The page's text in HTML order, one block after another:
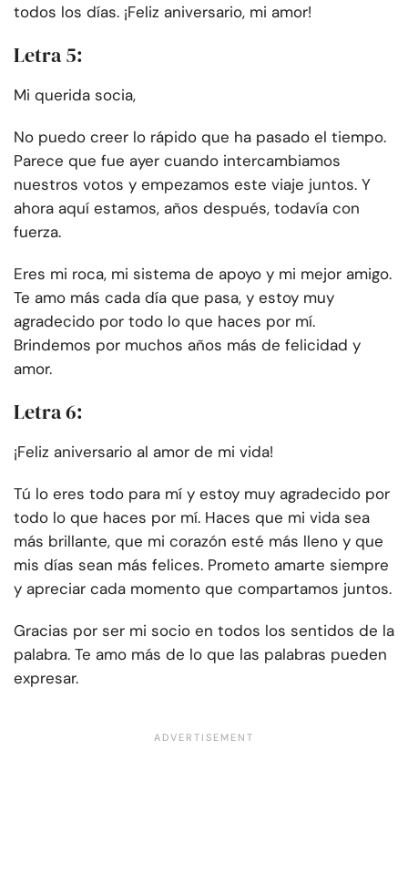
todos los días. ¡Feliz aniversario, mi amor!
Letra 5:
Mi querida socia,
No puedo creer lo rápido que ha pasado el tiempo.
Parece que fue ayer cuando intercambiamos
nuestros votos y empezamos este viaje juntos. Y
ahora aquí estamos, años después, todavía con
fuerza.
Eres mi roca, mi sistema de apoyo y mi mejor amigo.
Te amo más cada día que pasa, y estoy muy
agradecido por todo lo que haces por mí.
Brindemos por muchos años más de felicidad y
amor.
Letra 6:
¡Feliz aniversario al amor de mi vida!
Tú lo eres todo para mí y estoy muy agradecido por
todo lo que haces por mí. Haces que mi vida sea
más brillante, que mi corazón esté más lleno y que
mis días sean más felices. Prometo amarte siempre
y apreciar cada momento que compartamos juntos.
Gracias por ser mi socio en todos los sentidos de la
palabra. Te amo más de lo que las palabras pueden
expresar.